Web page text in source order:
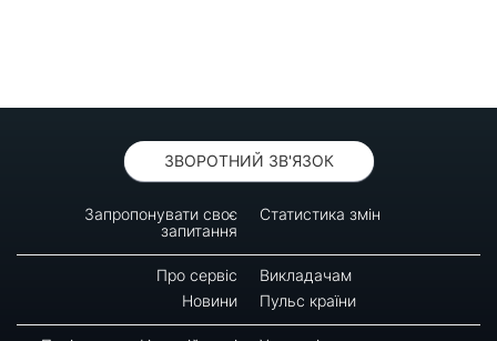
ЗВОРОТНИЙ ЗВ'ЯЗОК
Запропонувати своє
запитання
Статистика змін
Про сервіс
Викладачам
Новини
Пульс країни